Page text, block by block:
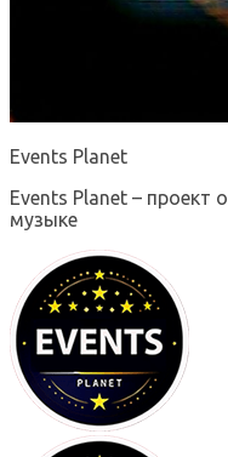
Events Planet
Events Planet – проект
музыке